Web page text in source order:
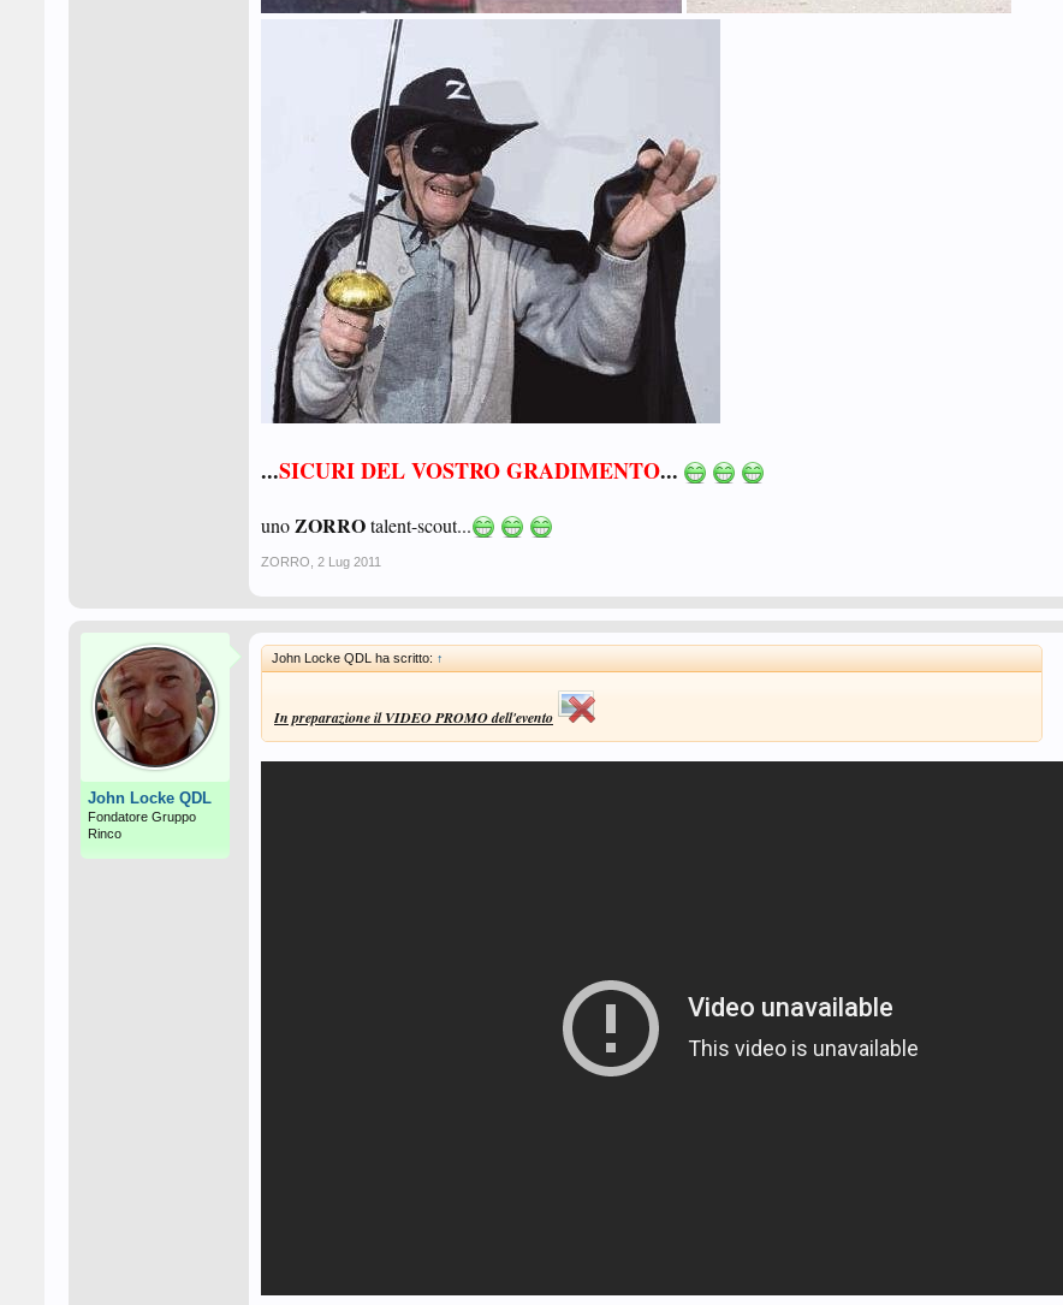
...SICURI DEL VOSTRO GRADIMENTO...
unoZORROtalent-scout...
ZORRO 2 Lug 2011
John Locke QDL
Fondatore Gruppo
Rinco
John Locke QDL ha scritto: ↑
In preparazione il VIDEO PROMO dell'evento